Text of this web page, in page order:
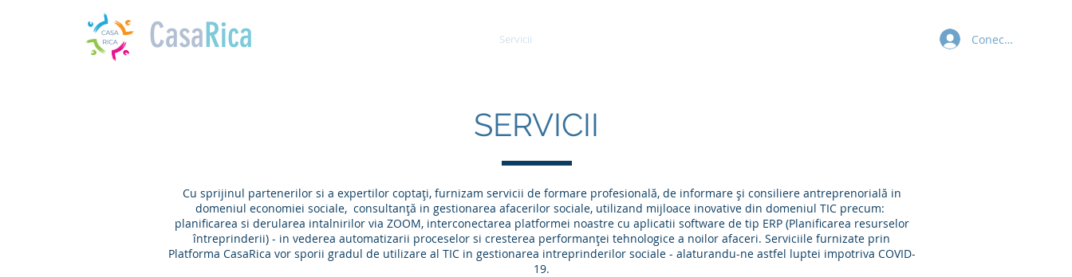
CasaRica Servicii Conectează-te
SERVICII
Cu sprijinul partenerilor si a expertilor coptați, furnizam servicii de formare profesională, de informare și consiliere antreprenorială in
domeniul economiei sociale, consultanță in gestionarea afacerilor sociale, utilizand mijloace inovative din domeniul TIC precum:
planificarea si derularea intalnirilor via ZOOM, interconectarea platformei noastre cu aplicatii software de tip ERP (Planificarea resurselor
întreprinderii) - in vederea automatizarii proceselor si cresterea performanței tehnologice a noilor afaceri. Serviciile furnizate prin
Platforma CasaRica vor sporii gradul de utilizare al TIC in gestionarea intreprinderilor sociale - alaturandu-ne astfel luptei impotriva COVID-
19.